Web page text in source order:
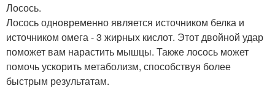
Лосось.
Лосось одновременно является источником белка и
источником омега - 3 жирных кислот. Этот двойной удар
поможет вам нарастить мышцы. Также лосось может
помочь ускорить метаболизм, способствуя более
быстрым результатам.